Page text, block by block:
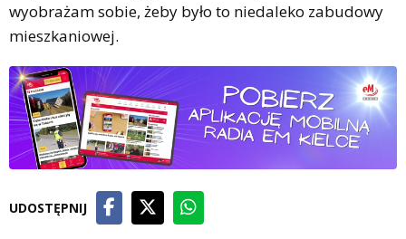
wyobrażam sobie, żeby było to niedaleko zabudowy
mieszkaniowej.
UDOSTĘPNIJ